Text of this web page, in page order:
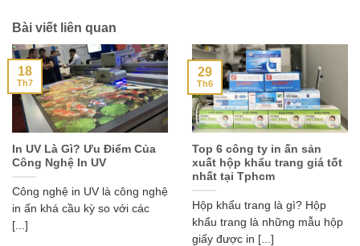
Bài viết liên quan
In UV Là Gì? Ưu Điểm Của
Công Nghệ In UV
Công nghệ in UV là công nghệ
in ấn khá cầu kỳ so với các
[...]
18
Th7
Top 6 công ty in ấn sản
xuất hộp khẩu trang giá tốt
nhất tại Tphcm
Hộp khẩu trang là gì? Hộp
khẩu trang là những mẫu hộp
giấy được in [...]
29
Th6